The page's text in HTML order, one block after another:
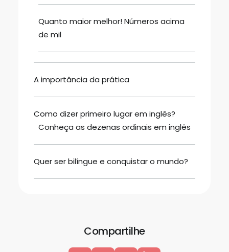
Quanto maior melhor! Números acima
de mil
A importância da prática
Como dizer primeiro lugar em inglês?
Conheça as dezenas ordinais em inglês
Quer ser bilíngue e conquistar o mundo?
Compartilhe